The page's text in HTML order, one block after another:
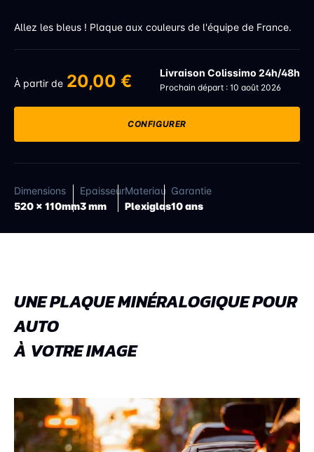
Allez les bleus ! Plaque aux couleurs de l'équipe de France.
À partir de 20,00 € Livraison Colissimo 24h/48h
Prochain départ : 10 août 2026
CONFIGURER
Dimensions
520 x 110mm
Epaisseur
3 mm
Materiau
Plexiglas
Garantie
10 ans
UNE PLAQUE MINÉRALOGIQUE POUR
AUTO
À VOTRE IMAGE